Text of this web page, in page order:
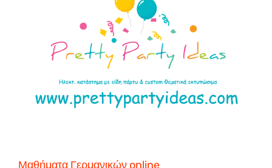
Μαθήματα Γερμανικών online